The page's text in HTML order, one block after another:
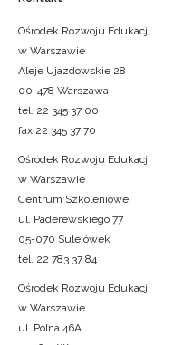
Ośrodek Rozwoju Edukacji
w Warszawie
Aleje Ujazdowskie 28
00-478 Warszawa
tel. 22 345 37 00
fax 22 345 37 70
Ośrodek Rozwoju Edukacji
w Warszawie
Centrum Szkoleniowe
ul. Paderewskiego 77
05-070 Sulejówek
tel. 22 783 37 84
Ośrodek Rozwoju Edukacji
w Warszawie
ul. Polna 46A